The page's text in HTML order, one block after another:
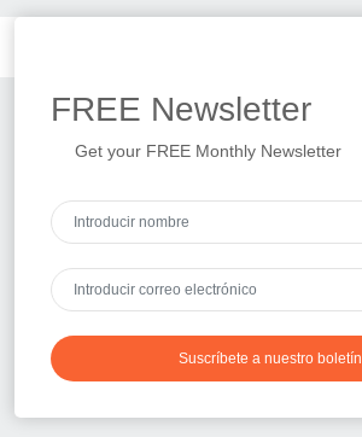
FREE Newsletter
Get your FREE Monthly Newsletter
Suscríbete a nuestro boletín